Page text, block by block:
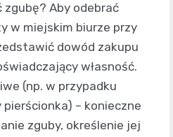
zgubę? Aby odebrać
w miejskim biurze przy
dowód zakupu
własność.
(np. w przypadku
– konieczne
zguby, określenie jej